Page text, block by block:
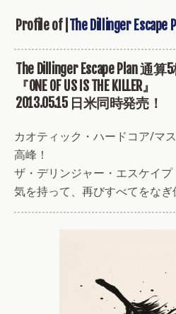
Profile of | The Dillinger Escape
The Dillinger Escape Plan 通
『ONE OF US IS THE KILLER』
2013.05.15 日米同時発売！
カオティック・ハードコア/マ
高峰！
ザ・デリンジャー・エスケイ
気を持って、再びすべてをなぎ